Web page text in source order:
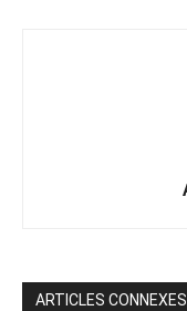
ARTICLES CONNEXES